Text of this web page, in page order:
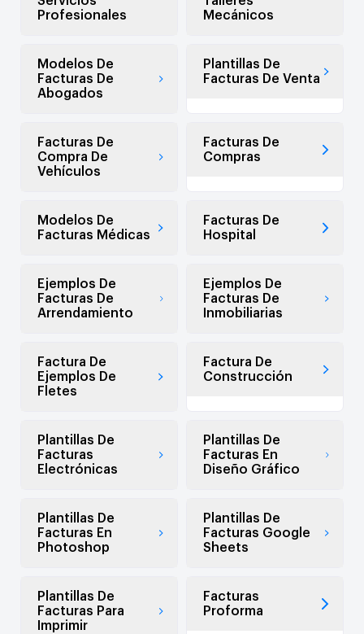
Profesionales
Mecánicos
Modelos De
Facturas De
Abogados
Plantillas De
Facturas De Venta
Facturas De
Compra De
Vehículos
Facturas De
Compras
Modelos De
Facturas Médicas
Facturas De
Hospital
Ejemplos De
Facturas De
Arrendamiento
Ejemplos De
Facturas De
Inmobiliarias
Factura De
Ejemplos De
Fletes
Factura De
Construcción
Plantillas De
Facturas
Electrónicas
Plantillas De
Facturas En
Diseño Gráfico
Plantillas De
Facturas En
Photoshop
Plantillas De
Facturas Google
Sheets
Plantillas De
Facturas Para
Imprimir
Facturas
Proforma